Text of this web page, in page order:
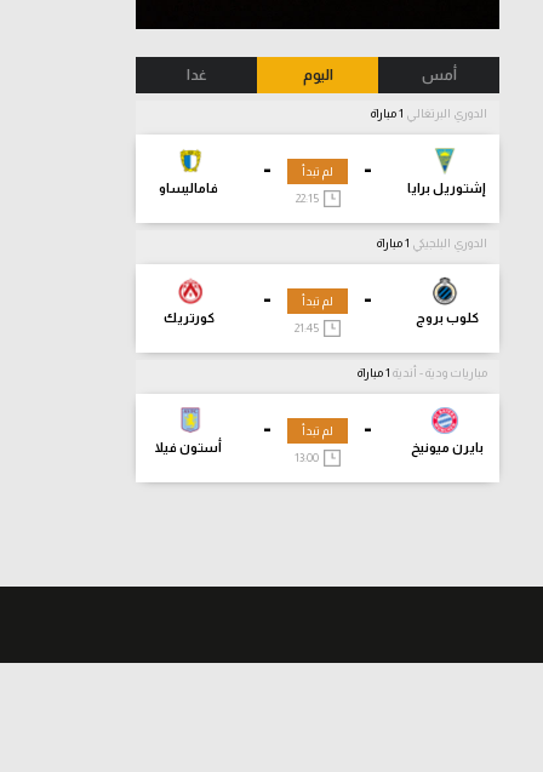
أمس اليوم غدا
الدوري البرتغالي
-
إشتوريل برايا
-
فاماليساو
لم تبدأ
22:15
الدوري البلجيكي
-
كلوب بروج
-
كورتريك
لم تبدأ
مباريات ودية - أندية
-
بايرن ميونيخ
-
أستون فيلا
لم تبدأ